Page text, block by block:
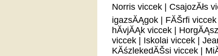
Norris viccek
CsajozĂłs
igazsĂĄgok
FĂŠrfi viccek
hĂ­vjĂĄk viccek
viccek
Iskolai viccek
KĂśzlekedĂŠsi viccek